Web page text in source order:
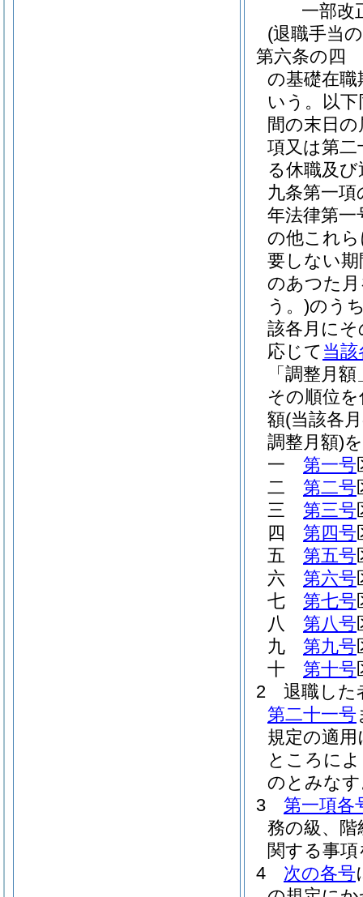
一部改
(退職手当
第六条の四
の基礎在職
いう。以下
間の末日
項又は第
る休職及
九条第一
年法律第一
の他これ
要しない
のあつた
う。)のう
該各月に
応じて 当
「調整月
その順位
額(当該各
調整月額)
一
第一号
二
第二号
三
第三号
四
第四号
五
第五号
六
第六号
七
第七号
八
第八号
九
第九号
十
第十号
2
退職した
第二十一号
規定の適
ところに
のとみな
3
第一項各
務の級、
関する事
4
次の各号